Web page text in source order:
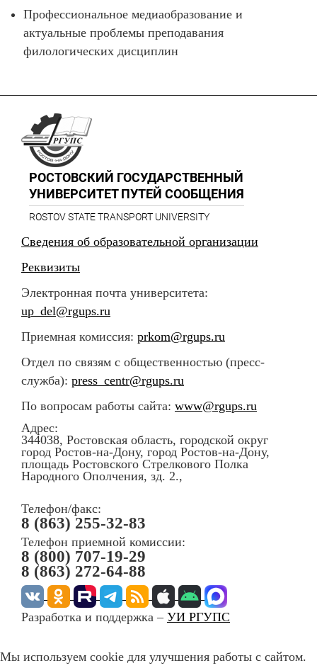
Профессиональное медиаобразование и
актуальные проблемы преподавания
филологических дисциплин
РОСТОВСКИЙ ГОСУДАРСТВЕННЫЙ
УНИВЕРСИТЕТ ПУТЕЙ СООБЩЕНИЯ
ROSTOV STATE TRANSPORT UNIVERSITY
Сведения об образовательной организации
Реквизиты
Электронная почта университета:
up_del@rgups.ru
Приемная комиссия: prkom@rgups.ru
Отдел по связям с общественностью (пресс-
служба): press_centr@rgups.ru
По вопросам работы сайта: www@rgups.ru
Адрес:
344038, Ростовская область, городской округ
город Ростов-на-Дону, город Ростов-на-Дону,
площадь Ростовского Стрелкового Полка
Народного Ополчения, зд. 2.,
Телефон/факс:
8 (863) 255-32-83
Телефон приемной комиссии:
8 (800) 707-19-29
8 (863) 272-64-88
Разработка и поддержка – УИ РГУПС
Мы используем cookie для улучшения работы с сайтом.